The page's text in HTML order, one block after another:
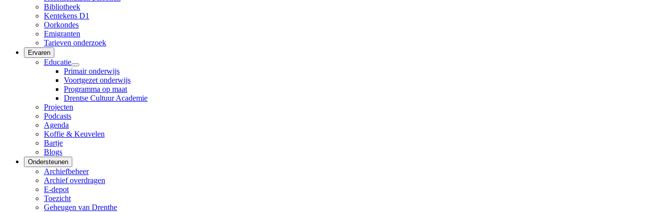
Bibliotheek
Kentekens D1
Oorkondes
Emigranten
Tarieven onderzoek
Ervaren
Educatie
Primair onderwijs
Voortgezet onderwijs
Programma op maat
Drentse Cultuur Academie
Projecten
Podcasts
Agenda
Koffie & Keuvelen
Bartje
Blogs
Ondersteunen
Archiefbeheer
Archief overdragen
E-depot
Toezicht
Geheugen van Drenthe